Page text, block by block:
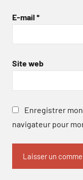
E-mail *
Site web
Enregistrer
navigateur pour